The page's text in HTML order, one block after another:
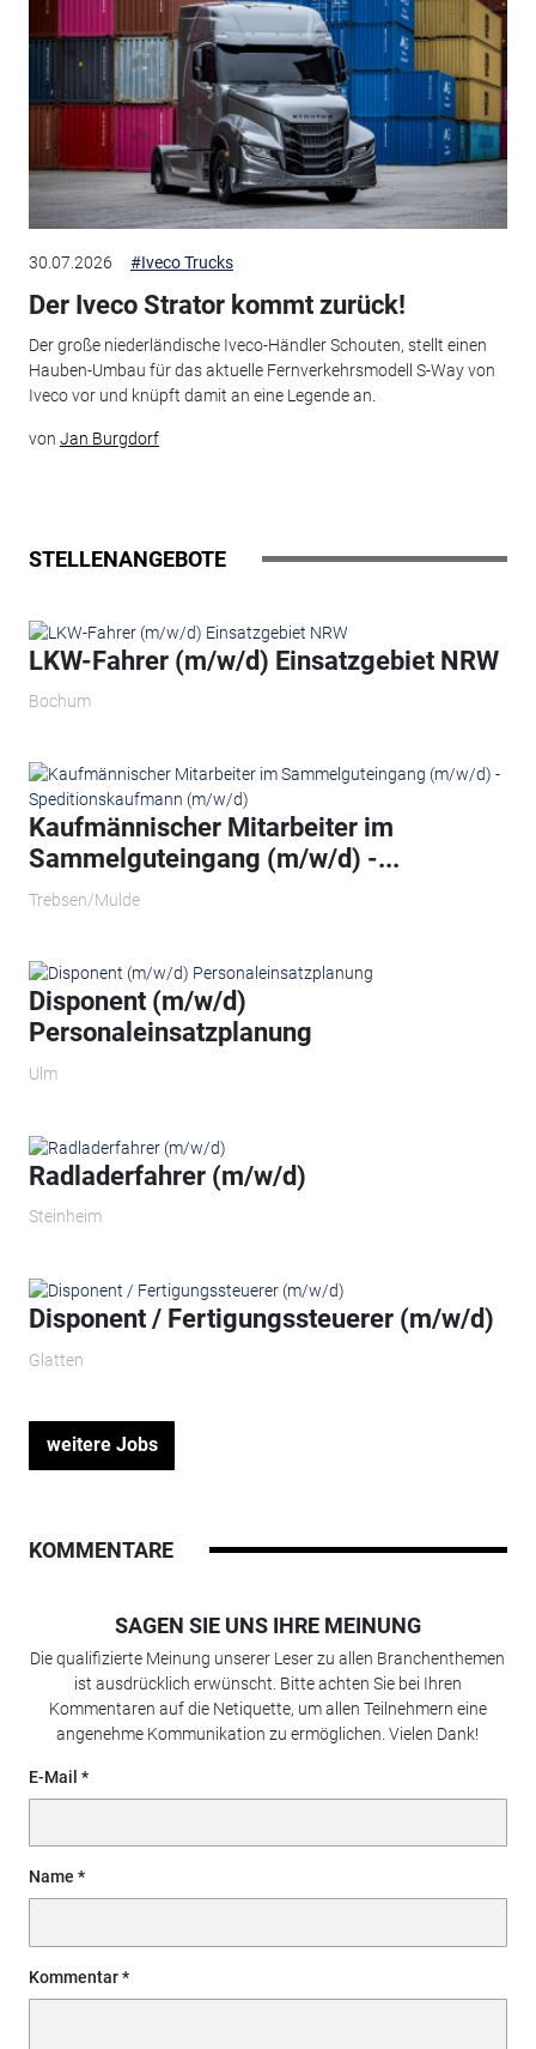
30.07.2026 #Iveco Trucks
Der Iveco Strator kommt zurück!
Der große niederländische Iveco-Händler Schouten, stellt einen
Hauben-Umbau für das aktuelle Fernverkehrsmodell S-Way von
Iveco vor und knüpft damit an eine Legende an.
von Jan Burgdorf
STELLENANGEBOTE
LKW-Fahrer (m/w/d) Einsatzgebiet NRW
Bochum
Kaufmännischer Mitarbeiter im
Sammelguteingang (m/w/d) -...
Trebsen/Mulde
Disponent (m/w/d)
Personaleinsatzplanung
Ulm
Radladerfahrer (m/w/d)
Steinheim
Disponent / Fertigungssteuerer (m/w/d)
Glatten
weitere Jobs
KOMMENTARE
SAGEN SIE UNS IHRE MEINUNG
Die qualifizierte Meinung unserer Leser zu allen Branchenthemen
ist ausdrücklich erwünscht. Bitte achten Sie bei Ihren
Kommentaren auf die Netiquette, um allen Teilnehmern eine
angenehme Kommunikation zu ermöglichen. Vielen Dank!
E-Mail
Name
Kommentar